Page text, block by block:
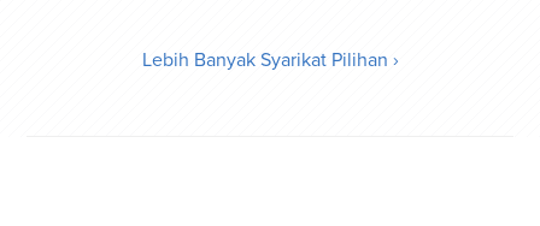
Lebih Banyak Syarikat Pilihan ›